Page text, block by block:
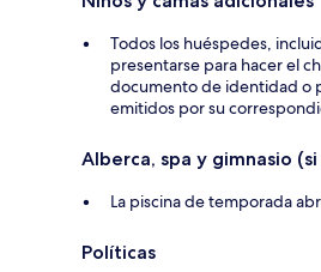
Todos los huéspedes,
presentarse para hacer el
documento de identidad o
emitidos por su
Alberca, spa y gimnasio
La piscina de temporada
Políticas